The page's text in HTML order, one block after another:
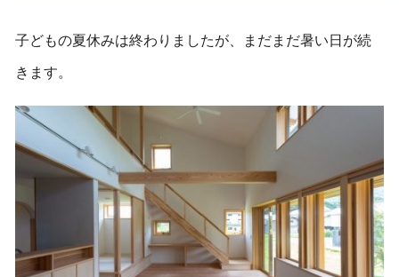
子どもの夏休みは終わりましたが、まだまだ暑い日が続
きます。